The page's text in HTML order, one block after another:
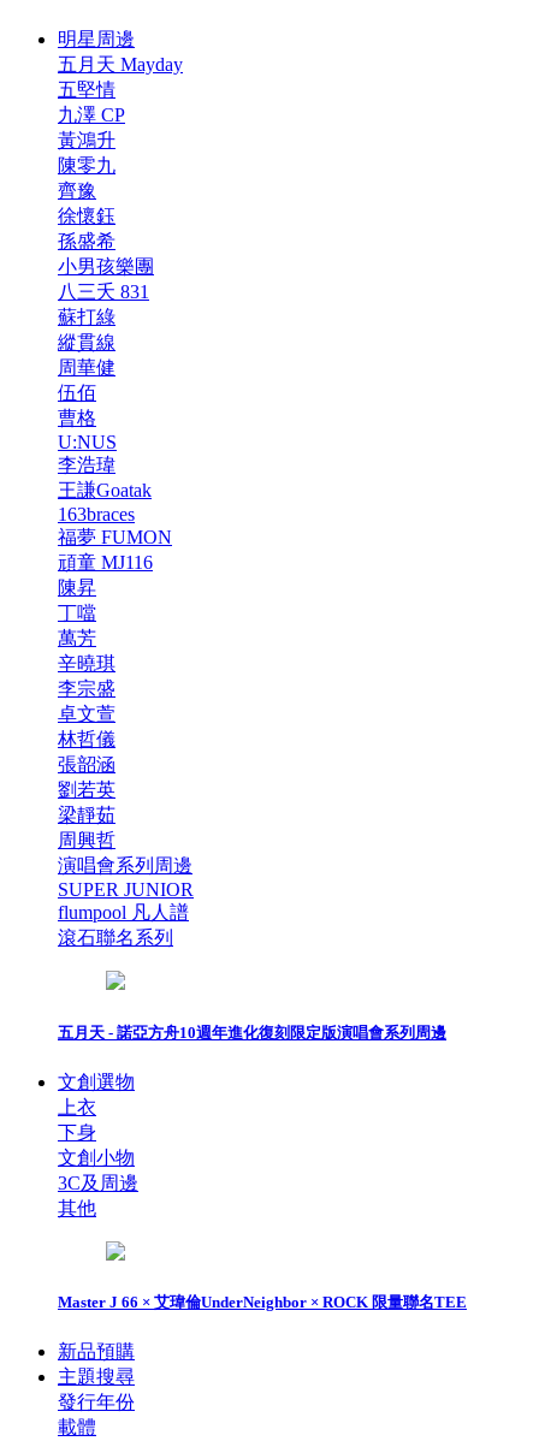
明星周邊
五月天 Mayday
五堅情
九澤 CP
黃鴻升
陳零九
齊豫
徐懷鈺
孫盛希
小男孩樂團
八三夭 831
蘇打綠
縱貫線
周華健
伍佰
曹格
U:NUS
李浩瑋
王謙Goatak
163braces
福夢 FUMON
頑童 MJ116
陳昇
丁噹
萬芳
辛曉琪
李宗盛
卓文萱
林哲儀
張韶涵
劉若英
梁靜茹
周興哲
演唱會系列周邊
SUPER JUNIOR
flumpool 凡人譜
滾石聯名系列
五月天 - 諾亞方舟10週年進化復刻限定版演唱會系列周邊
文創選物
上衣
下身
文創小物
3C及周邊
其他
Master J 66 × 艾瑋倫UnderNeighbor × ROCK 限量聯名TEE
新品預購
主題搜尋
發行年份
載體